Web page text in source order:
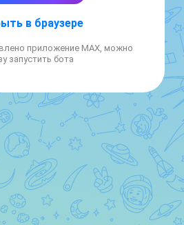
в браузере
приложение MAX, можно
запустить бота